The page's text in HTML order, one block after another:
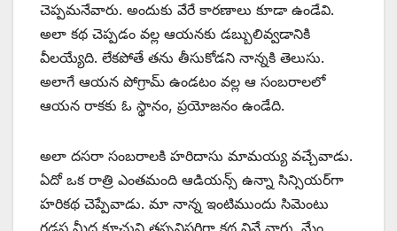
చెప్పమనేవారు. అందుకు వేరే కారణాలు కూడా ఉండేవి.
అలా కథ చెప్పడం వల్ల ఆయనకు డబ్బులివ్వడానికి
వీలయ్యేది. లేకపోతే తను తీసుకోడని నాన్నకి తెలుసు.
అలాగే ఆయన పోగ్రామ్‌ ఉం‌డటం వల్ల ఆ సంబరాలలో
ఆయన రాకకు ఓ స్థానం, ప్రయోజనం ఉండేది.
అలా దసరా సంబరాలకి హరిదాసు మామయ్య వచ్చేవాడు.
ఏదో ఒక రాత్రి ఎంతమంది ఆడియన్స్ ఉన్నా సిన్సియర్‌గా
హరికథ చెప్పేవాడు. మా నాన్న ఇంటిముందు సిమెంటు